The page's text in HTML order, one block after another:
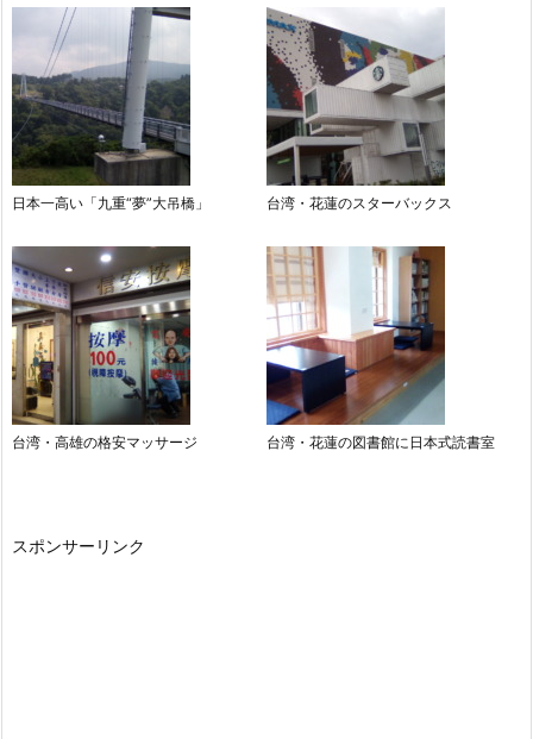
日本一高い「九重“夢”大吊橋」 台湾・花蓮のスターバックス
台湾・高雄の格安マッサージ 台湾・花蓮の図書館に日本式読書室
スポンサーリンク